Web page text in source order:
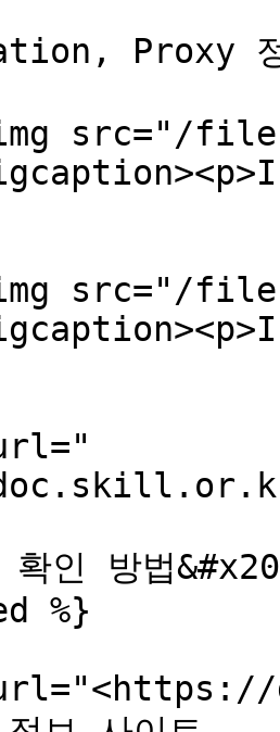
Proxy
src="/files/
src="/files/
확인 방법
%}